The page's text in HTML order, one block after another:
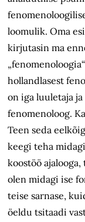
loomulik. Oma
kirjutasin ma
hollandlasest
on iga luuletaja
fenomenoloog.
Teen seda
keegi teha
koostöö
olen midagi ise
teise sarnase,
öeldu tsitaadi